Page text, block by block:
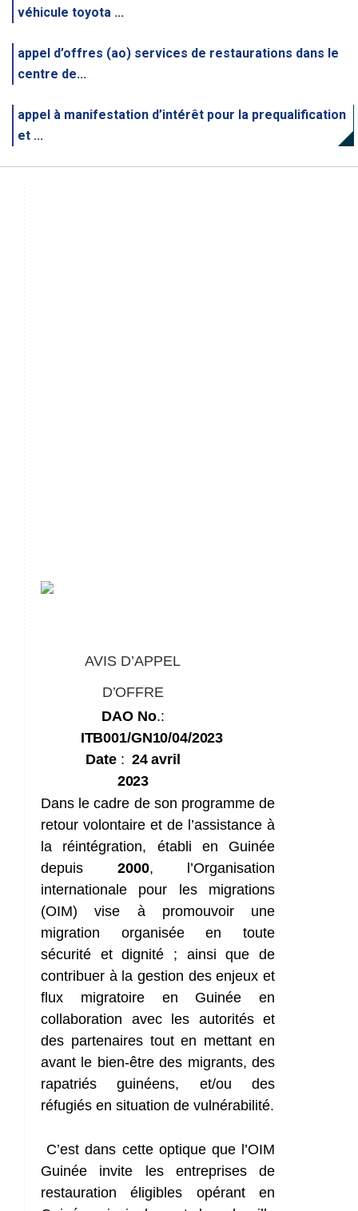
véhicule toyota ...
appel d’offres (ao) services de restaurations dans le
centre de...
appel à manifestation d’intérêt pour la prequalification
et ...
AVIS D’APPEL
D’OFFRE
DAO No.:
ITB001/GN10/04/2023
Date : 24 avril
2023
Dans le cadre de son programme de
retour volontaire et de l’assistance à
la réintégration, établi en Guinée
depuis 2000, l’Organisation
internationale pour les migrations
(OIM) vise à promouvoir une
migration organisée en toute
sécurité et dignité ; ainsi que de
contribuer à la gestion des enjeux et
flux migratoire en Guinée en
collaboration avec les autorités et
des partenaires tout en mettant en
avant le bien-être des migrants, des
rapatriés guinéens, et/ou des
réfugiés en situation de vulnérabilité.
C’est dans cette optique que l’OIM
Guinée invite les entreprises de
restauration éligibles opérant en